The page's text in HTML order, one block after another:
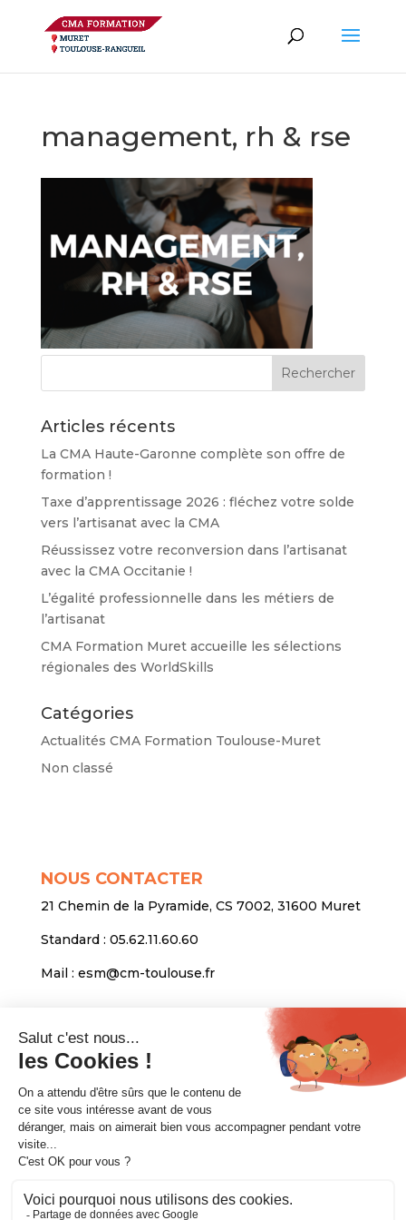
management, rh & rse
Articles récents
La CMA Haute-Garonne complète son offre de
formation !
Taxe d’apprentissage 2026 : fléchez votre solde
vers l’artisanat avec la CMA
Réussissez votre reconversion dans l’artisanat
avec la CMA Occitanie !
L’égalité professionnelle dans les métiers de
l’artisanat
CMA Formation Muret accueille les sélections
régionales des WorldSkills
Catégories
Actualités CMA Formation Toulouse-Muret
Non classé
NOUS CONTACTER
21 Chemin de la Pyramide, CS 7002, 31600 Muret
Standard : 05.62.11.60.60
Mail : esm@cm-toulouse.fr
INFORMATIONS
Mentions légales
Protection des données personnelles
Venir nous voir